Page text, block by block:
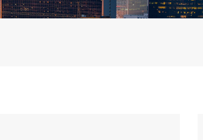
制Flash单片机健康电子方案MCU英文环保报告